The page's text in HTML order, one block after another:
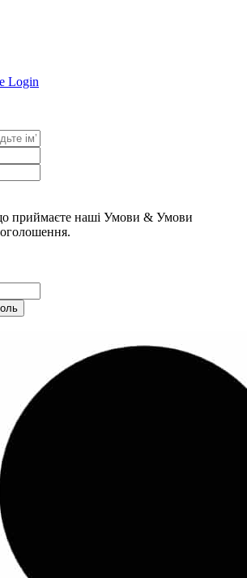
Login
приймаєте наші Умови & Умови